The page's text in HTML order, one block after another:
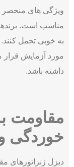
ویژگی های منحصر
مناسب است.
به خوبی تحمل کنند.
مورد آزمایش قرار
داشته باشد.
مقاومت
خوردگی
دیزل ژنراتورهای